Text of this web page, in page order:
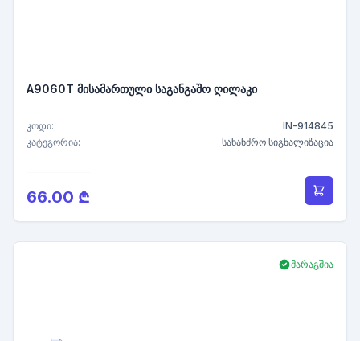
A9060T მისამართული საგანგაშო ღილაკი
კოდი:
IN-914845
კატეგორია:
სახანძრო სიგნალიზაცია
66.00 ₾
მარაგშია